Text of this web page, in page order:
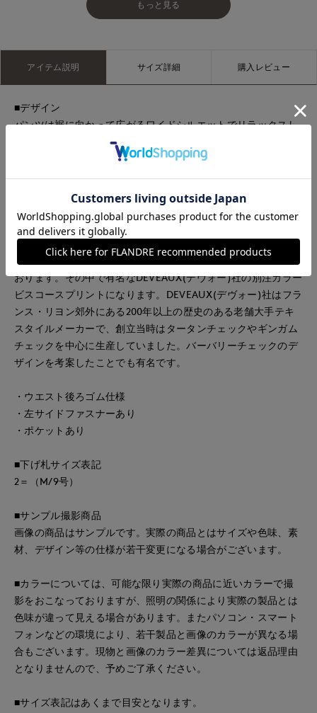
もっと見る
アイテム説明 サイズ詳細 購入レビュー
■デザイン
パンツは裾に向かって広がるワイドシルエットでリラックスし
た大人のバランスに。ウエストは後ろのみゴム使いで履き心地
も良く、ストレスフリーで着用いただけます。ウエストのフロ
ない仕様にしています。
■素材
ヨーロッパのアパレルブランドは環境の配慮からビスコース
（レーヨンの仲間）やキュプラ・アセテートを好んで使われて
おります。その中で有名なDEVEAUX(デヴォー)社の別注カラー
ビスコースプリントになります。DEVEAUX(デヴォー)社はフラ
ンス・リヨン郊外にある200年以上の歴史のある老舗大手テキ
スタイルメーカーで、創立当時はタータンチェックやギンガム
チェックを中心に生産していました。バーバリーチェックのデ
ザインを考案したことでも有名です。
・ウエスト後ろゴム仕様
・左サイドファスナーあり
・ポケットあり
■下げ札サイズ表記
2＝（M/9号）
■サンプル撮影商品
画像の商品はサンプルです。実際の商品とはサイズや色味、素
材、デザイン等の仕様が若干変更になる場合がございます。
■カラーについては、可能な限り実際の商品に近いカラーで撮
影をおこなっておりますが、照明の関係により実際の製品とは
色味が違って見える場合があります。またパソコン・スマート
フォンなどの環境により、若干製品と画像のカラーが異なる場
合もございます。現物と画像のカラー差異については返品理由
となりませんので、予めご了承ください。
■サイズ表記はあくまで目安となります。